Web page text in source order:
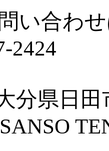
い合わ
2424
分県日